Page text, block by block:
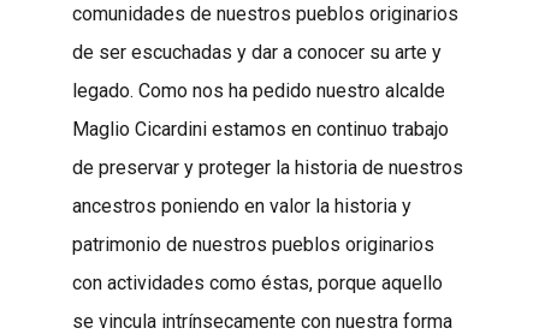
comunidades de nuestros pueblos originarios
de ser escuchadas y dar a conocer su arte y
legado. Como nos ha pedido nuestro alcalde
Maglio Cicardini estamos en continuo trabajo
de preservar y proteger la historia de nuestros
ancestros poniendo en valor la historia y
patrimonio de nuestros pueblos originarios
con actividades como éstas, porque aquello
se vincula intrínsecamente con nuestra forma